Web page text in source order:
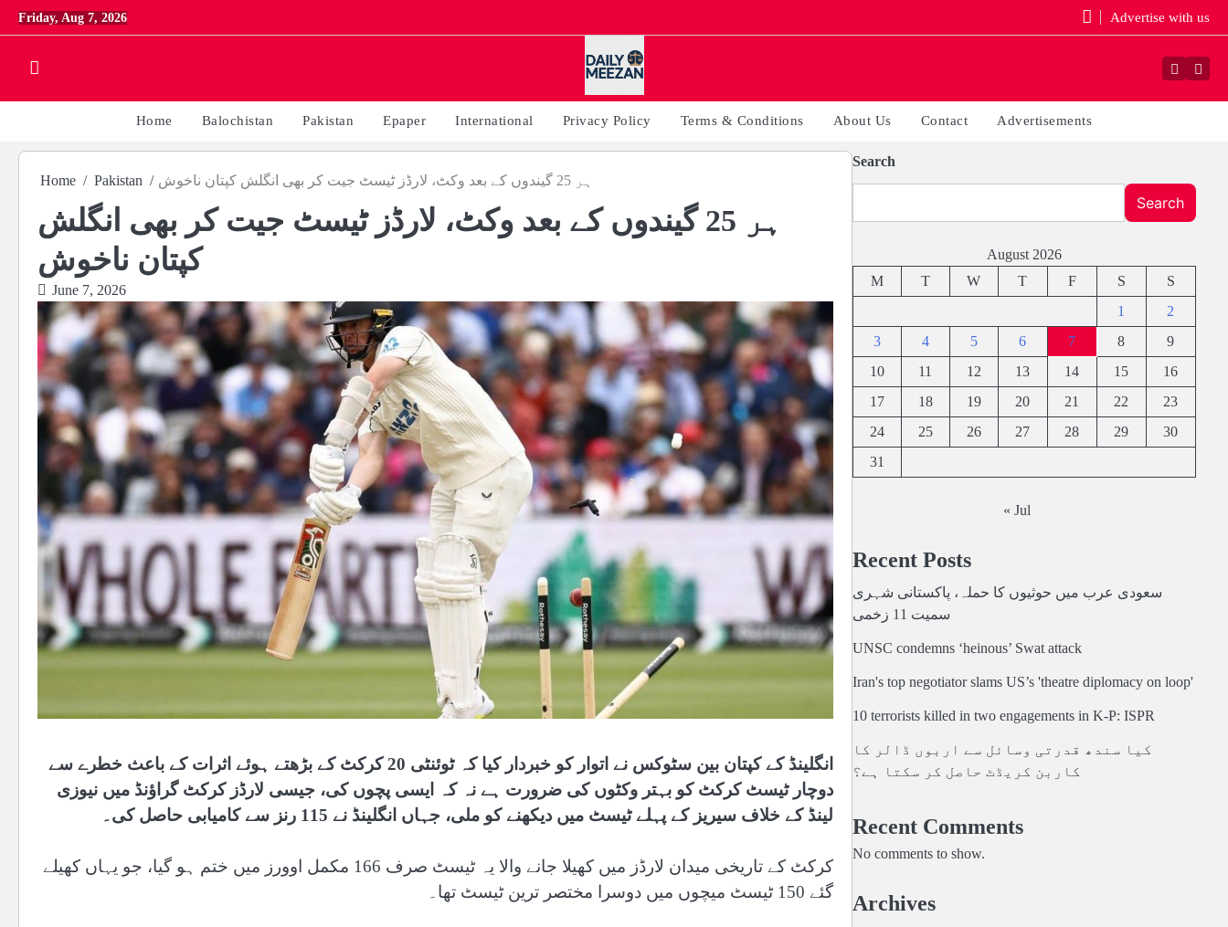
Skip
to
Friday, Aug 7, 2026 Advertise with us
Facebook
Home Balochistan Pakistan Epaper International Privacy Policy Terms & Conditions About Us Contact Advertisements
Home Pakistan ہر 25 گیندوں کے بعد وکٹ، لارڈز ٹیسٹ جیت کر بھی انگلش کپتان ناخوش
ہر 25 گیندوں کے بعد وکٹ، لارڈز ٹیسٹ جیت کر بھی انگلش
کپتان ناخوش
June 7, 2026
انگلینڈ کے کپتان بین سٹوکس نے اتوار کو خبردار کیا کہ ٹوئنٹی 20 کرکٹ کے بڑھتے ہوئے اثرات کے باعث خطرے سے
دوچار ٹیسٹ کرکٹ کو بہتر وکٹوں کی ضرورت ہے نہ کہ ایسی پچوں کی، جیسی لارڈز کرکٹ گراؤنڈ میں نیوزی
لینڈ کے خلاف سیریز کے پہلے ٹیسٹ میں دیکھنے کو ملی، جہاں انگلینڈ نے 115 رنز سے کامیابی حاصل کی۔
کرکٹ کے تاریخی میدان لارڈز میں کھیلا جانے والا یہ ٹیسٹ صرف 166 مکمل اوورز میں ختم ہو گیا، جو یہاں کھیلے
گئے 150 ٹیسٹ میچوں میں دوسرا مختصر ترین ٹیسٹ تھا۔
Search
Search
August 2026
M
T W T F S
S
1
2
3
4 5 6 7 8
9
10
11 12 13 14 15
16
17
18 19 20 21 22
23
24
25 26 27 28 29
30
31
« Jul
Recent Posts
سعودی عرب میں حوثیوں کا حملہ، پاکستانی شہری
سمیت 11 زخمی
UNSC condemns ‘heinous’ Swat attack
Iran's top negotiator slams US’s 'theatre diplomacy on loop'
10 terrorists killed in two engagements in K-P: ISPR
کیا سندھ قدرتی وسائل سے اربوں ڈالر کا
کاربن کریڈٹ حاصل کر سکتا ہے؟
Recent Comments
No comments to show.
Archives